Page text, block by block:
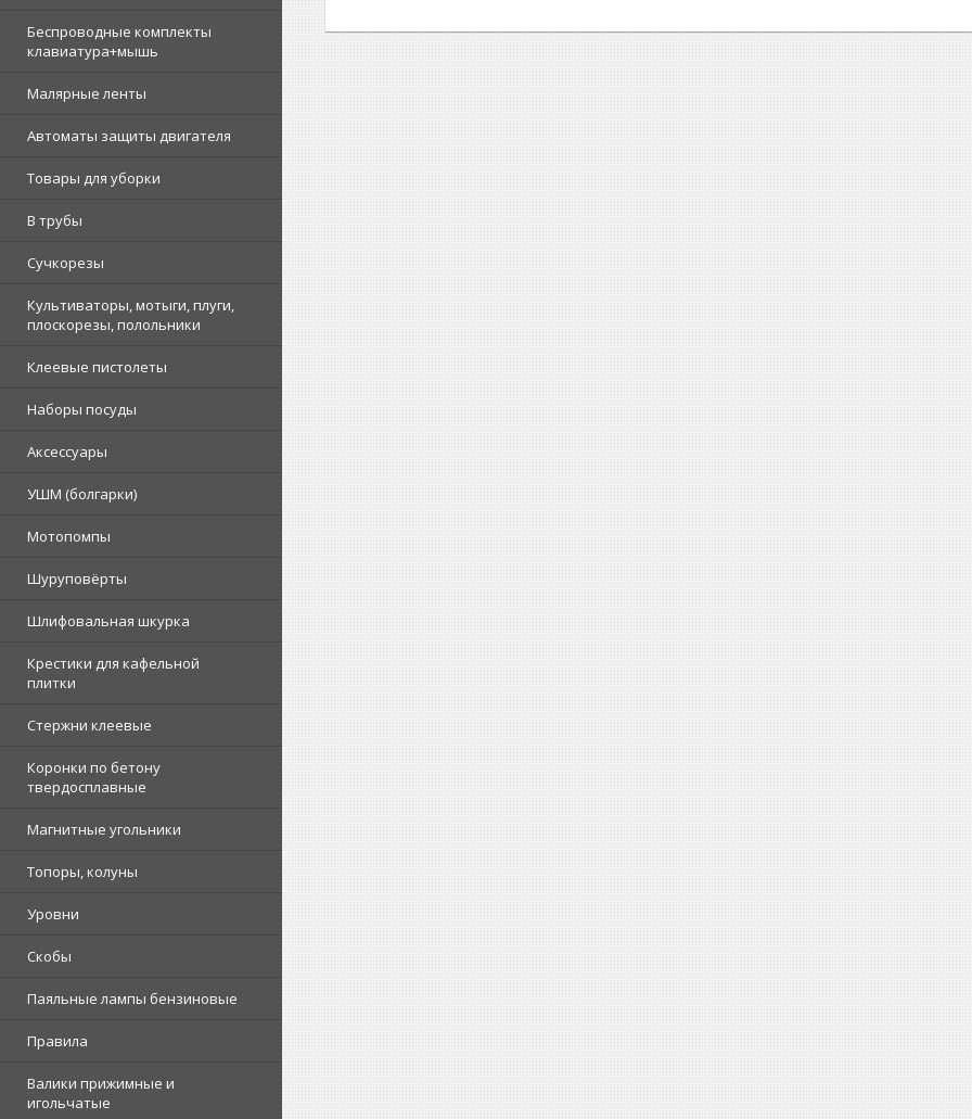
Беспроводные комплекты
клавиатура+мышь
Малярные ленты
Автоматы защиты двигателя
Товары для уборки
В трубы
Сучкорезы
Культиваторы, мотыги, плуги,
плоскорезы, полольники
Клеевые пистолеты
Наборы посуды
Аксессуары
УШМ (болгарки)
Мотопомпы
Шуруповёрты
Шлифовальная шкурка
Крестики для кафельной
плитки
Стержни клеевые
Коронки по бетону
твердосплавные
Магнитные угольники
Топоры, колуны
Уровни
Скобы
Паяльные лампы бензиновые
Правила
Валики прижимные и
игольчатые